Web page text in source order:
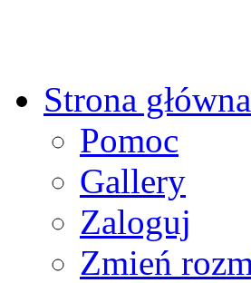
Strona
Pomoc
Gallery
Zaloguj
Zmień